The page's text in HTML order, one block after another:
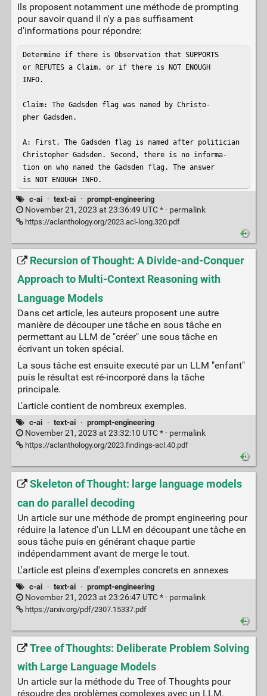
Ils proposent notamment une méthode de prompting
pour savoir quand il n'y a pas suffisament
d'informations pour répondre:
Determine if there is Observation that SUPPORTS
or REFUTES a Claim, or if there is NOT ENOUGH
INFO.
Claim: The Gadsden flag was named by Christo-
pher Gadsden.
A: First, The Gadsden flag is named after politician
Christopher Gadsden. Second, there is no informa-
tion on who named the Gadsden flag. The answer
is NOT ENOUGH INFO.
c-ai · text-ai · prompt-engineering
November 21, 2023 at 23:36:49 UTC * · permalink
https://aclanthology.org/2023.acl-long.320.pdf
Recursion of Thought: A Divide-and-Conquer
Approach to Multi-Context Reasoning with
Language Models
Dans cet article, les auteurs proposent une autre
manière de découper une tâche en sous tâche en
permettant au LLM de "créer" une sous tâche en
écrivant un token spécial.
La sous tâche est ensuite executé par un LLM "enfant"
puis le résultat est ré-incorporé dans la tâche
principale.
L'article contient de nombreux exemples.
c-ai · text-ai · prompt-engineering
November 21, 2023 at 23:32:10 UTC * · permalink
https://aclanthology.org/2023.findings-acl.40.pdf
Skeleton of Thought: large language models
can do parallel decoding
Un article sur une méthode de prompt engineering pour
réduire la latence d'un LLM en découpant une tâche en
sous tâche puis en générant chaque partie
indépendamment avant de merge le tout.
L'article est pleins d'exemples concrets en annexes
c-ai · text-ai · prompt-engineering
November 21, 2023 at 23:26:47 UTC * · permalink
https://arxiv.org/pdf/2307.15337.pdf
Tree of Thoughts: Deliberate Problem Solving
with Large Language Models
Un article sur la méthode du Tree of Thoughts pour
résoudre des problèmes complexes avec un LLM.